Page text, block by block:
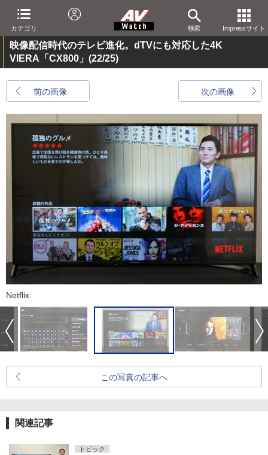
カテゴリ 検索 Impressサイト
映像配信時代のテレビ進化。dTVにも対応した4K
VIERA「CX800」 (22/25)
前の画像 次の画像
Netflix
この写真の記事へ
関連記事
トピック